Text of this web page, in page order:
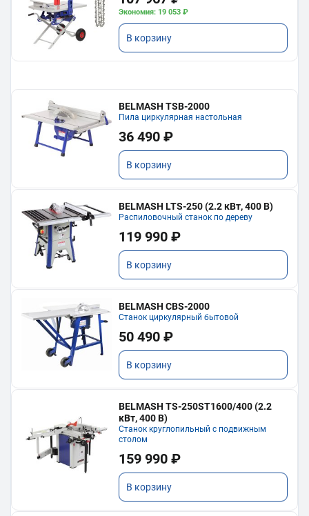
Экономия: 19 053 ₽
В корзину
BELMASH TSB-2000
Пила циркулярная настольная
36 490 ₽
В корзину
BELMASH LTS-250 (2.2 кВт, 400 В)
Распиловочный станок по дереву
119 990 ₽
В корзину
BELMASH CBS-2000
Станок циркулярный бытовой
50 490 ₽
В корзину
BELMASH TS-250ST1600/400 (2.2
кВт, 400 В)
Станок круглопильный с подвижным
столом
159 990 ₽
В корзину